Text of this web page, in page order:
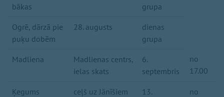
bākas
grupa
Ogrē, dārzā pie
puķu dobēm
28. augusts
dienas
grupa
Madliena
Madlienas centrs,
ielas skats
6.
septembris
no
17.00
Ķegums ceļš uz Jānīšiem
13.
no